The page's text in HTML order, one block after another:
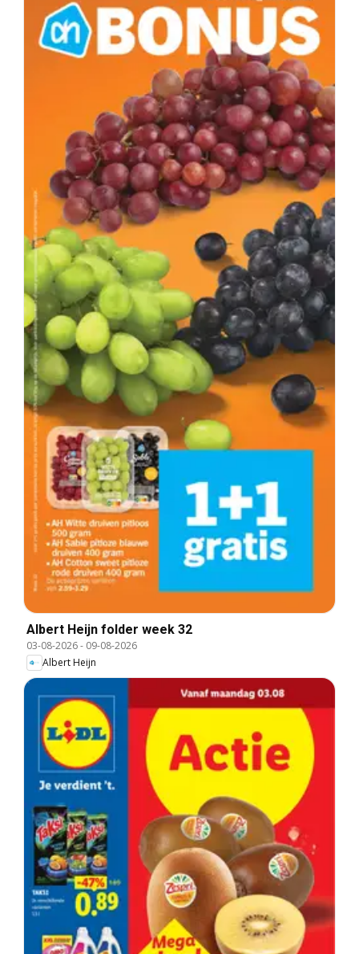
Albert Heijn folder week 32
03-08-2026- 09-08-2026
Albert Heijn